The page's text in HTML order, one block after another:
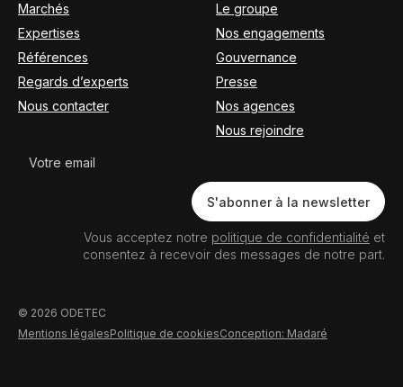
Marchés
Expertises
Références
Regards d’experts
Nous contacter
Le groupe
Nos engagements
Gouvernance
Presse
Nos agences
Nous rejoindre
S'abonner à la newsletter
Vous acceptez notre politique de confidentialité et
consentez à recevoir des messages de notre part.
© 2026 ODETEC
Mentions légalesPolitique de cookiesConception: Madaré